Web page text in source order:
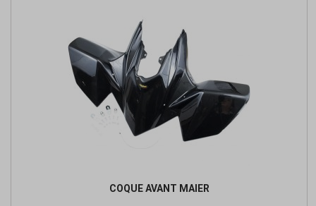
COQUE AVANT MAIER